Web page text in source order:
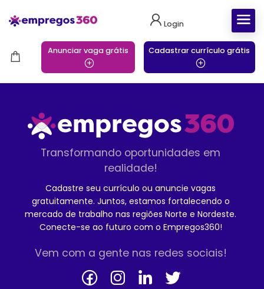
Login
Anunciar vaga grátis Cadastrar currículo grátis
Transformando oportunidades em
realidade!
Cadastre seu currículo ou anuncie vagas
gratuitamente. Juntos, estamos fortalecendo o
mercado de trabalho nas regiões Norte e Nordeste.
Conecte-se ao futuro com o Empregos360!
Vem com a gente nas redes sociais!